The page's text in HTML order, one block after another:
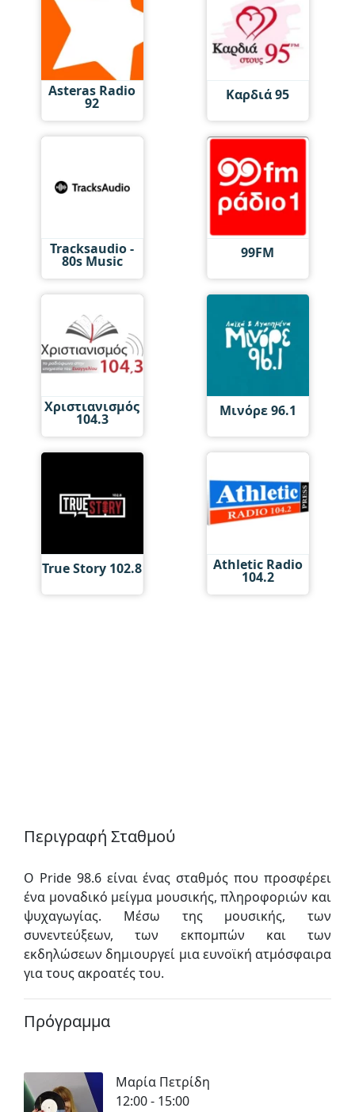
Asteras Radio
92 Καρδιά 95
Tracksaudio -
80s Music 99FM
Χριστιανισμός
104.3 Μινόρε 96.1
True Story 102.8 Athletic Radio
104.2
Περιγραφή Σταθμού
Ο Pride 98.6 είναι ένας σταθμός που προσφέρει
ένα μοναδικό μείγμα μουσικής, πληροφοριών και
ψυχαγωγίας. Μέσω της μουσικής, των
συνεντεύξεων, των εκπομπών και των
εκδηλώσεων δημιουργεί μια ευνοϊκή ατμόσφαιρα
για τους ακροατές του.
Πρόγραμμα
Μαρία Πετρίδη
12:00 - 15:00